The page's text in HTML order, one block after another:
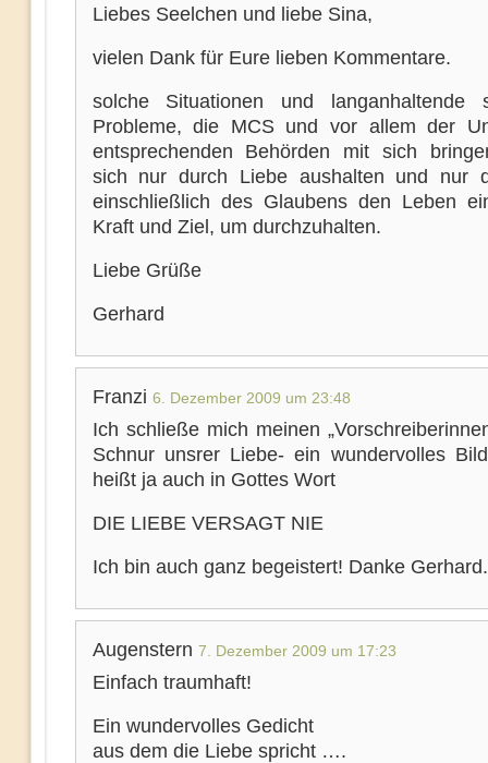
Liebes Seelchen und liebe Sina,
vielen Dank für Eure lieben Kommentare.
solche Situationen und langanhaltende
Probleme, die MCS und vor allem der
entsprechenden Behörden mit sich
sich nur durch Liebe aushalten und nur
einschließlich des Glaubens den Leben
Kraft und Ziel, um durchzuhalten.
Liebe Grüße
Gerhard
Franzi 6. Dezember 2009 um 23:48
Ich schließe mich meinen
Schnur unsrer Liebe- ein wundervolles
heißt ja auch in Gottes Wort
DIE LIEBE VERSAGT NIE
Ich bin auch ganz begeistert! Danke Gerhard.
Augenstern 7. Dezember 2009 um 17:23
Einfach traumhaft!
Ein wundervolles Gedicht
aus dem die Liebe spricht ….